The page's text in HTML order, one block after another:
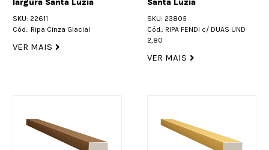
SKU: 22611
Cód.: Ripa Cinza Glacial
VER MAIS
SKU: 23805
Cód.: RIPA FENDI c/ DUAS UND
2,80
VER MAIS